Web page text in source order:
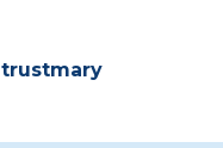
trustmary